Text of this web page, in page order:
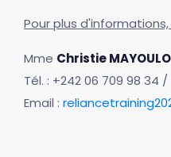
Pour plus
Mme Christie
Tél. : +242 06 709 98 34 /
Email :